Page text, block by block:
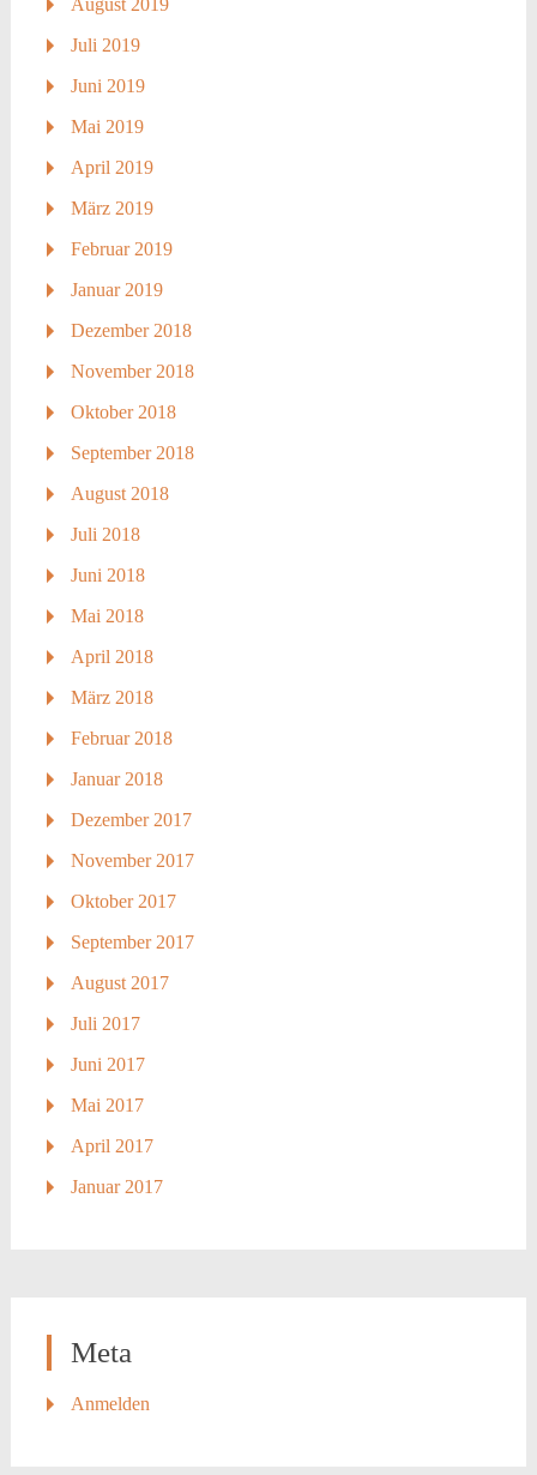
August 2019
Juli 2019
Juni 2019
Mai 2019
April 2019
März 2019
Februar 2019
Januar 2019
Dezember 2018
November 2018
Oktober 2018
September 2018
August 2018
Juli 2018
Juni 2018
Mai 2018
April 2018
März 2018
Februar 2018
Januar 2018
Dezember 2017
November 2017
Oktober 2017
September 2017
August 2017
Juli 2017
Juni 2017
Mai 2017
April 2017
Januar 2017
Meta
Anmelden